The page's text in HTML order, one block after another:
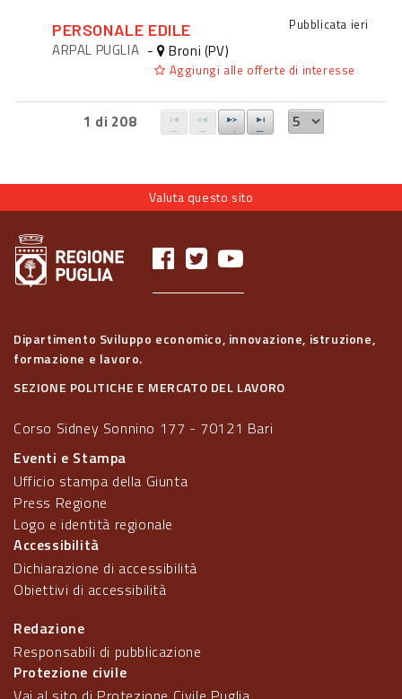
PERSONALE EDILE Pubblicata ieri
ARPAL PUGLIA - Broni (PV)
Aggiungi alle offerte di interesse
1 di 208
Valuta questo sito
Dipartimento Sviluppo economico, innovazione, istruzione,
formazione e lavoro.
SEZIONE POLITICHE E MERCATO DEL LAVORO
Corso Sidney Sonnino 177 - 70121 Bari
Eventi e Stampa
Ufficio stampa della Giunta
Press Regione
Logo e identità regionale
Accessibilità
Dichiarazione di accessibilità
Obiettivi di accessibilità
Redazione
Responsabili di pubblicazione
Protezione civile